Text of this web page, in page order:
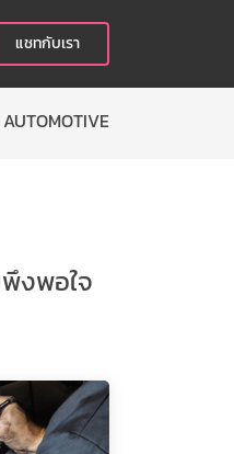
แชทกับเรา
AUTOMOTIVE
งพอใจ